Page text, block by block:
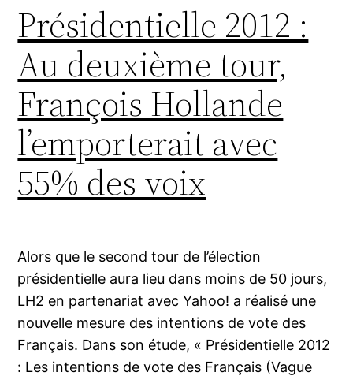
Présidentielle 2012 :
Au deuxième tour,
François Hollande
l’emporterait avec
55% des voix
Alors que le second tour de l’élection
présidentielle aura lieu dans moins de 50 jours,
LH2 en partenariat avec Yahoo! a réalisé une
nouvelle mesure des intentions de vote des
Français. Dans son étude, « Présidentielle 2012
: Les intentions de vote des Français (Vague